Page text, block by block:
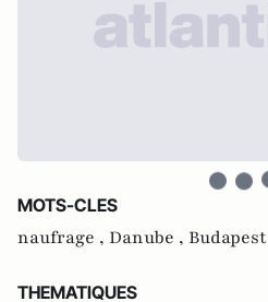
MOTS-CLES
naufrage , Danube , Budapest
THEMATIQUES